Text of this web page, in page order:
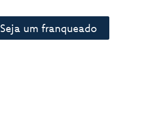
Seja um franqueado